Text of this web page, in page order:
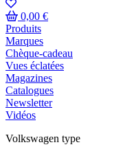
0,00 €
Produits
Marques
Chèque-cadeau
Vues éclatées
Magazines
Catalogues
Newsletter
Vidéos
Volkswagen type